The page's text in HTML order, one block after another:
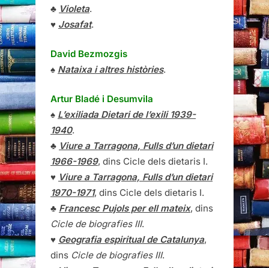
♣ Violeta.
♥ Josafat.
David Bezmozgis
♠ Nataixa i altres històries.
Artur Bladé i Desumvila
♠ L’exiliada Dietari de l’exili 1939-
1940.
♣ Viure a Tarragona, Fulls d’un dietari
1966-1969, dins Cicle dels dietaris I.
♥ Viure a Tarragona, Fulls d’un dietari
1970-1971, dins Cicle dels dietaris I.
♣ Francesc Pujols per ell mateix, dins
Cicle de biografies III.
♥ Geografia espiritual de Catalunya,
dins Cicle de biografies III.